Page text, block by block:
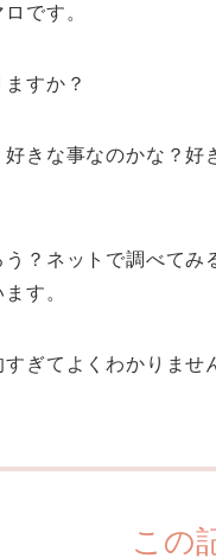
です。
すか？
きな事なのかな？
？ネットで調べて
す。
すぎてよくわかりませ
この